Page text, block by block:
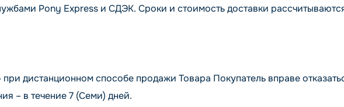
Pony Express и СДЭК. Сроки и стоимость доставки
дистанционном способе продажи Товара Покупатель вправе
– в течение 7 (Семи) дней.